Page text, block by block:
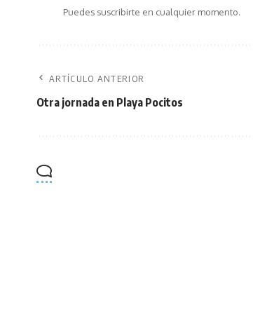
Puedes suscribirte en cualquier momento.
ARTÍCULO ANTERIOR
Otra jornada en Playa Pocitos